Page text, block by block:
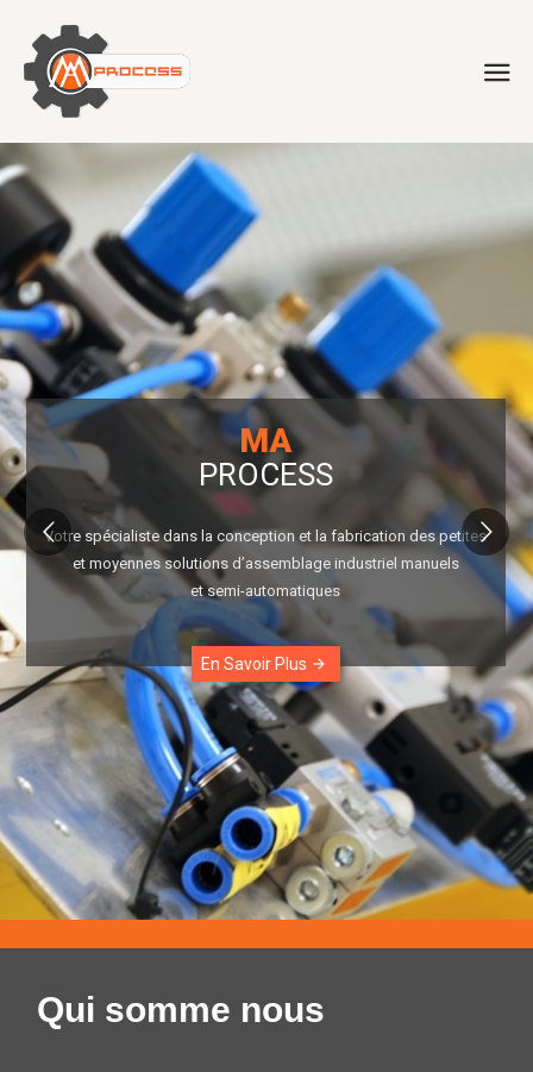
MA
PROCESS
Votre spécialiste dans la conception et la fabrication des petites
et moyennes solutions d’assemblage industriel manuels
et semi-automatiques
En Savoir Plus arrow_forward
Qui somme nous